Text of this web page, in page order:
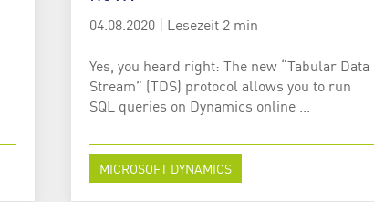
04.08.2020 | Lesezeit 2 min
Yes, you heard right: The new “Tabular Data
Stream” (TDS) protocol allows you to run
SQL queries on Dynamics online ...
MICROSOFT DYNAMICS